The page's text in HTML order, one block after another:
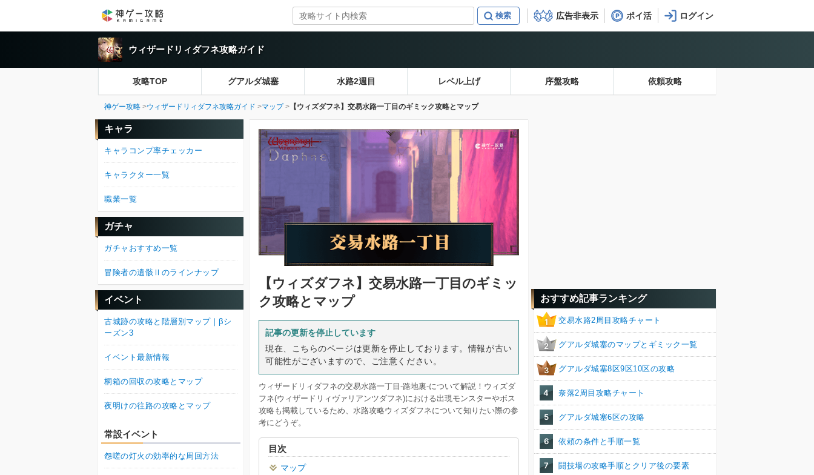
広告非表示 ポイ活
ウィザードリィダフネ攻略ガイド
攻略TOP グアルダ城塞 水路2週目 レベル上げ 序盤攻略 依頼攻略
神ゲー攻略 ウィザードリィダフネ攻略ガイド マップ 【ウィズダフネ】交易水路一丁目のギミック攻略とマップ
【ウィズダフネ】 交易水路一丁目のギミッ
ク攻略とマップ
記事の更新を停止しています
現在、こちらのページは更新を停止しております。情報が古い
可能性がございますので、ご注意ください。
ウィザードリィダフネの交易水路一丁目-路地裏-について解説！ウィズダ
フネ(ウィザードリィヴァリアンツダフネ)における出現モンスターやボス
攻略も掲載しているため、水路攻略ウィズダフネについて知りたい際の参
考にどうぞ。
目次
マップ
おすすめ記事ランキング
1 交易水路2周目攻略チャート
2 グアルダ城塞のマップとギミック一覧
3 グアルダ城塞8区9区10区の攻略
4 奈落2周目攻略チャート
5 グアルダ城塞6区の攻略
6 依頼の条件と手順一覧
7 闘技場の攻略手順とクリア後の要素
キャラ
キャラコンプ率チェッカー
キャラクター一覧
職業一覧
ガチャ
ガチャおすすめ一覧
冒険者の遺骸Ⅱのラインナップ
イベント
古城跡の攻略と階層別マップ｜βシ
ーズン3
イベント最新情報
桐箱の回収の攻略とマップ
夜明けの往路の攻略とマップ
常設イベント
怨嗟の灯火の効率的な周回方法